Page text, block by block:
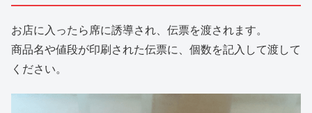
お店に入ったら席に誘導され、伝票を渡されます。
商品名や値段が印刷された伝票に、個数を記入して渡して
ください。